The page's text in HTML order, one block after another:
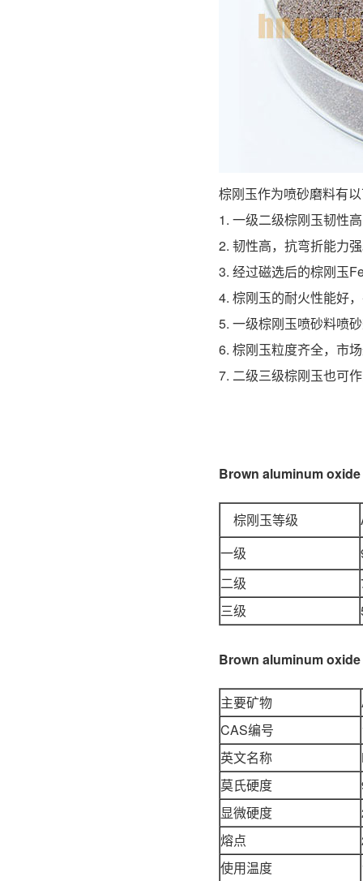
棕刚玉作为喷砂磨料有
1. 一级二级棕刚玉韧性
2. 韧性高，抗弯折能力
3. 经过磁选后的棕刚玉
4. 棕刚玉的耐火性能好
5. 一级棕刚玉喷砂料喷
6. 棕刚玉粒度齐全，市
7. 二级三级棕刚玉也可
Brown aluminum oxide
棕刚玉等级
一级
二级
三级
Brown aluminum oxide
主要矿物
CAS编号
英文名称
莫氏硬度
显微硬度
熔点
使用温度